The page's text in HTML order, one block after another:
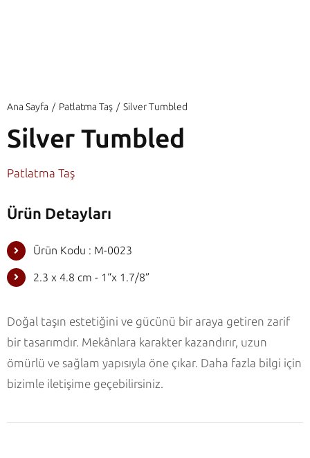
Ana Sayfa Patlatma Taş Silver Tumbled
Silver Tumbled
Patlatma Taş
Ürün Detayları
Ürün Kodu : M-0023
2.3 x 4.8 cm - 1“x 1.7/8”
Doğal taşın estetiğini ve gücünü bir araya getiren zarif
bir tasarımdır. Mekânlara karakter kazandırır, uzun
ömürlü ve sağlam yapısıyla öne çıkar. Daha fazla bilgi için
bizimle iletişime geçebilirsiniz.